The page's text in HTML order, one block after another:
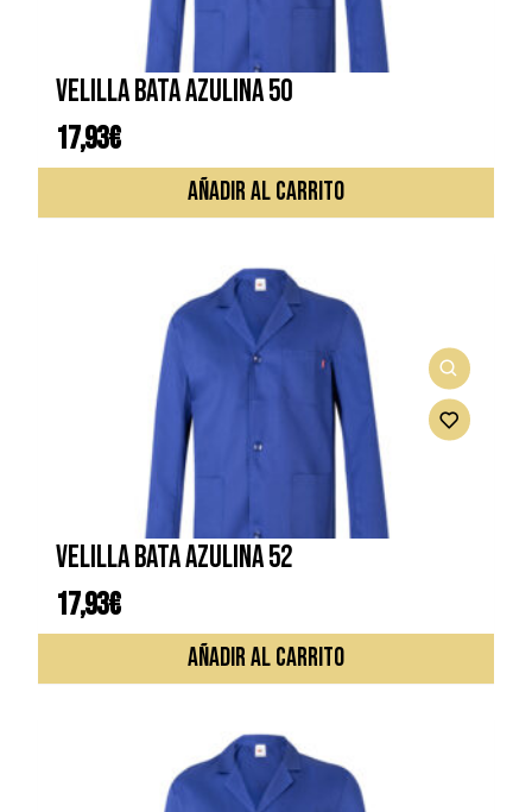
VELILLA BATA AZULINA 50
17,93€
AÑADIR AL CARRITO
VELILLA BATA AZULINA 52
17,93€
AÑADIR AL CARRITO